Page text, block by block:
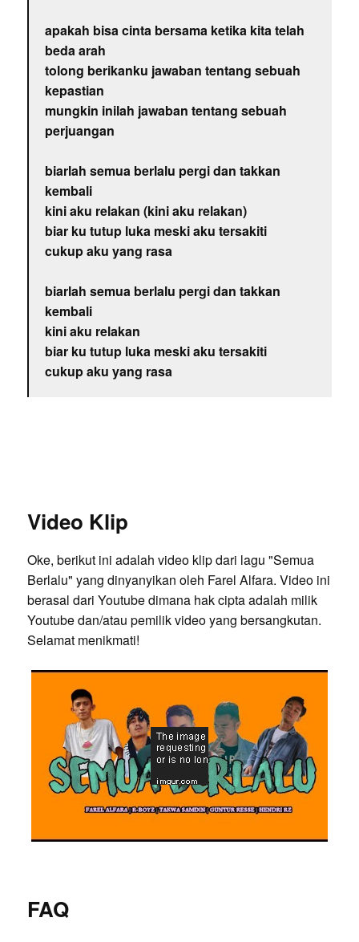
apakah bisa cinta bersama ketika kita telah
beda arah
tolong berikanku jawaban tentang sebuah
kepastian
mungkin inilah jawaban tentang sebuah
perjuangan
biarlah semua berlalu pergi dan takkan
kembali
kini aku relakan (kini aku relakan)
biar ku tutup luka meski aku tersakiti
cukup aku yang rasa
biarlah semua berlalu pergi dan takkan
kembali
kini aku relakan
biar ku tutup luka meski aku tersakiti
cukup aku yang rasa
Video Klip
Oke, berikut ini adalah video klip dari lagu "Semua
Berlalu" yang dinyanyikan oleh Farel Alfara. Video ini
berasal dari Youtube dimana hak cipta adalah milik
Youtube dan/atau pemilik video yang bersangkutan.
Selamat menikmati!
FAQ